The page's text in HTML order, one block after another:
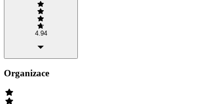
4.94
Organizace